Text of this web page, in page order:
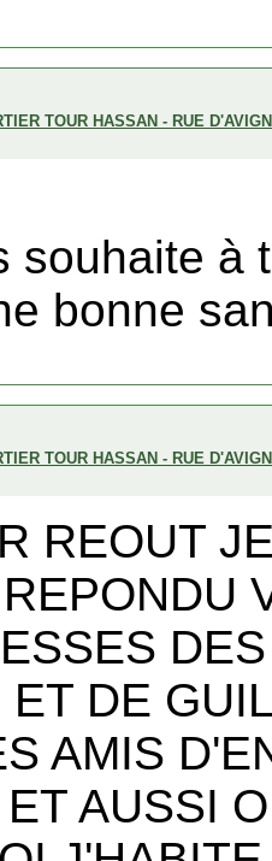
TOUR HASSAN - RUE
souhaite à
bonne
TOUR HASSAN - RUE
REOUT
DE
AMIS
AUSSI